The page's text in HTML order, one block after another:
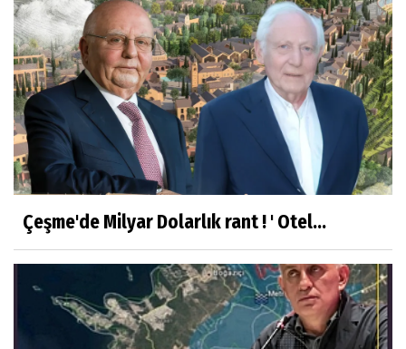
Çeşme'de Milyar Dolarlık rant ! ' Otel...